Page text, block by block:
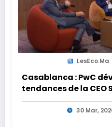
LesEco.ma
Casablanca : PwC
tendances de la CEO
30 Mar,